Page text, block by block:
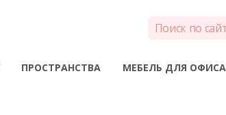
ПРОСТРАНСТВА МЕБЕЛЬ ДЛЯ ОФИСА